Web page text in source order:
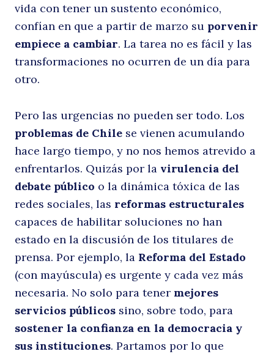
Buscar
vida con tener un sustento económico,
confían en que a partir de marzo su porvenir
empiece a cambiar. La tarea no es fácil y las
transformaciones no ocurren de un día para
otro.
Pero las urgencias no pueden ser todo. Los
problemas de Chile se vienen acumulando
hace largo tiempo, y no nos hemos atrevido a
enfrentarlos. Quizás por la virulencia del
debate público o la dinámica tóxica de las
redes sociales, las reformas estructurales
capaces de habilitar soluciones no han
estado en la discusión de los titulares de
prensa. Por ejemplo, la Reforma del Estado
(con mayúscula) es urgente y cada vez más
necesaria. No solo para tener mejores
servicios públicos sino, sobre todo, para
sostener la confianza en la democracia y
sus instituciones. Partamos por lo que